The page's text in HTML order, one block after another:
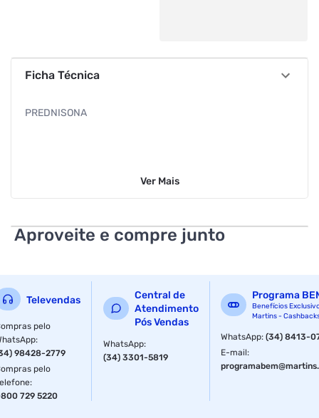
Ficha Técnica
PREDNISONA
Ver Mais
Aproveite e compre junto
Televendas
pelo
:
98428-2779
pelo
:
729 5220
Central de
Atendimento
Pós Vendas
WhatsApp:
(34) 3301-5819
Programa
Benefícios
Martins -
WhatsApp:(34) 8413-
E-mail: